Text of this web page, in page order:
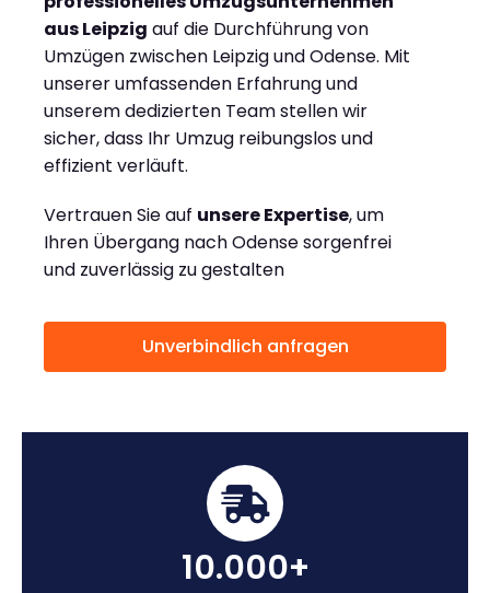
aus Leipzig auf die Durchführung von
Umzügen zwischen Leipzig und Odense. Mit
unserer umfassenden Erfahrung und
unserem dedizierten Team stellen wir
sicher, dass Ihr Umzug reibungslos und
effizient verläuft.
Vertrauen Sie auf unsere Expertise, um
Ihren Übergang nach Odense sorgenfrei
und zuverlässig zu gestalten
Unverbindlich anfragen
10.000+